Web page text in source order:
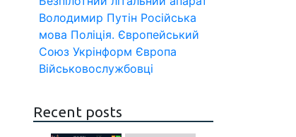
Володимир Путін Російська
мова Поліція. Європейський
Союз Укрінформ Європа
Військовослужбовці
Recent posts